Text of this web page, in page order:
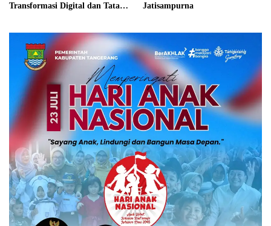
Transformasi Digital dan Tata
Jatisampurna